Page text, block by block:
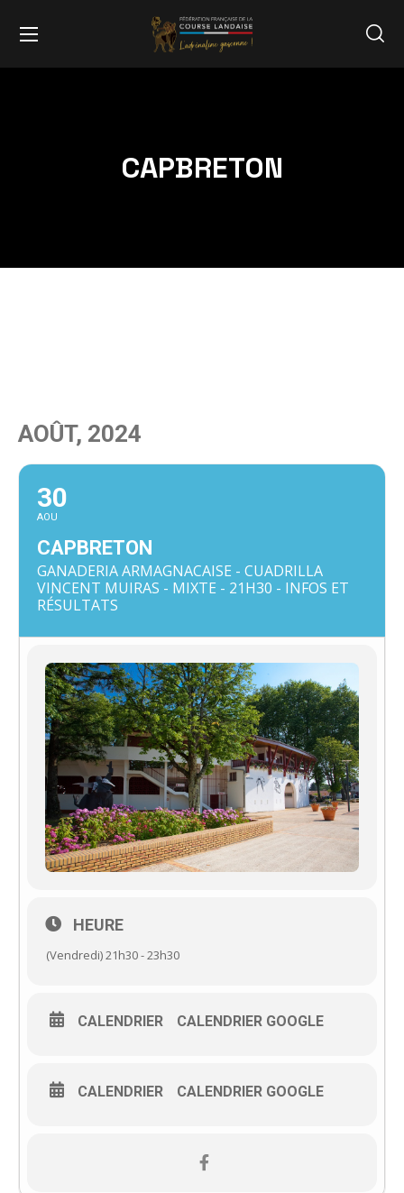
CAPBRETON
AOÛT, 2024
30
AOU
CAPBRETON
GANADERIA ARMAGNACAISE - CUADRILLA
VINCENT MUIRAS - MIXTE - 21H30 - INFOS ET
RÉSULTATS
HEURE
(Vendredi) 21h30 - 23h30
CALENDRIER CALENDRIER GOOGLE
CALENDRIER CALENDRIER GOOGLE